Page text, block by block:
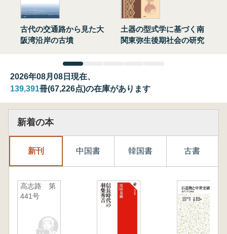
古代の交通路から見た大
阪湾沿岸の古墳
土器の型式学に基づく南
関東弥生後期社会の研究
2026年08月08日現在、
139,391冊(67,226点)の在庫があります
新着の本
新刊 中国書 韓国書 古書
高志路 第
441号